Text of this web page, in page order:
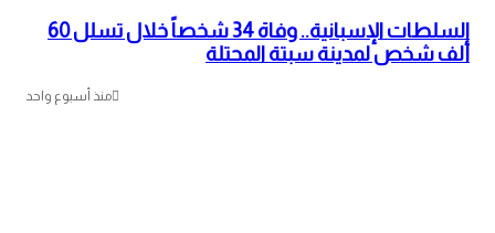
السلطات الإسبانية.. وفاة 34 شخصاً خلال تسلل 60
ألف شخص لمدينة سبتة المحتلة
منذ أسبوع واحد